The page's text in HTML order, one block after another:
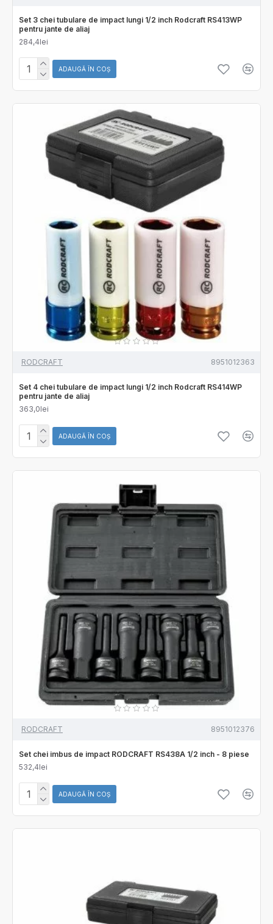
Set 3 chei tubulare de impact lungi 1/2 inch Rodcraft RS413WP
pentru jante de aliaj
284,4lei
ADAUGĂ ÎN COŞ
RODCRAFT 8951012363
Set 4 chei tubulare de impact lungi 1/2 inch Rodcraft RS414WP
pentru jante de aliaj
363,0lei
ADAUGĂ ÎN COŞ
RODCRAFT 8951012376
Set chei imbus de impact RODCRAFT RS438A 1/2 inch - 8 piese
532,4lei
ADAUGĂ ÎN COŞ